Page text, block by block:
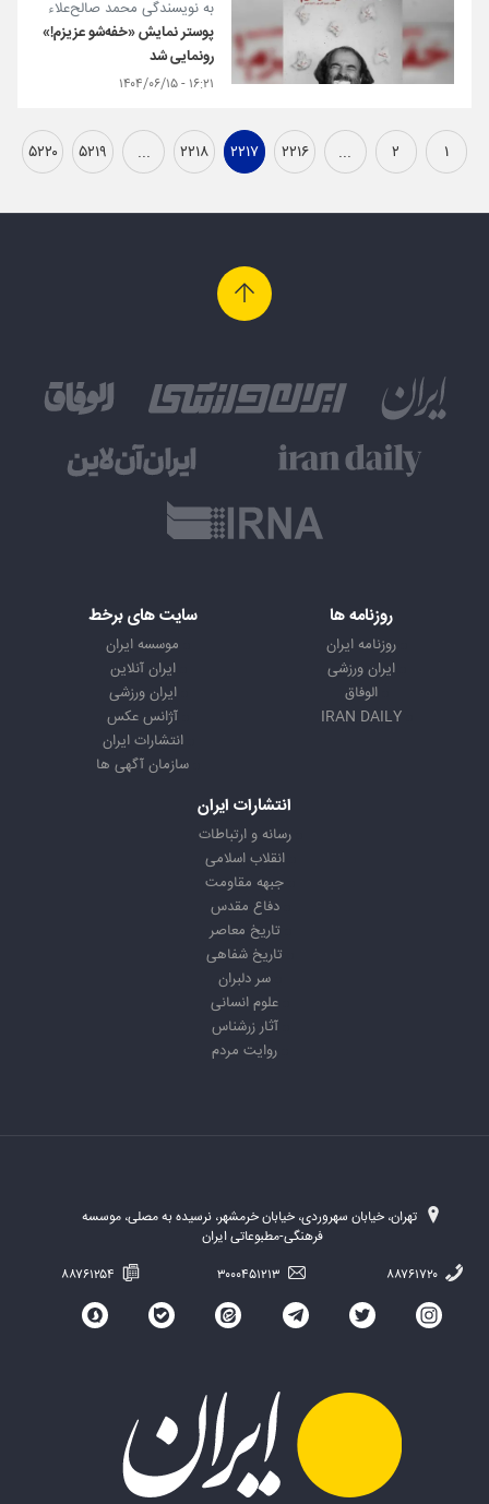
به نویسندگی محمد صالح‌علاء
پوستر نمایش «خفه‌شو عزیزم!»
رونمایی شد
۱۶:۲۱ - ۱۴۰۴/۰۶/۱۵
۱ ۲ ... ۲۲۱۶ ۲۲۱۷ ۲۲۱۸ ... ۵۲۱۹ ۵۲۲۰
روزنامه ها
روزنامه ایران
ایران ورزشی
الوفاق
IRAN DAILY
سایت های برخط
موسسه ایران
ایران آنلاین
ایران ورزشی
آژانس عکس
انتشارات ایران
سازمان آگهی ها
انتشارات ایران
رسانه و ارتباطات
انقلاب اسلامی
جبهه مقاومت
دفاع مقدس
تاریخ معاصر
تاریخ شفاهی
سر دلبران
علوم انسانی
آثار زرشناس
روایت مردم
تهران، خیابان سهروردی، خیابان خرمشهر، نرسیده به مصلی، موسسه
فرهنگی-مطبوعاتی ایران